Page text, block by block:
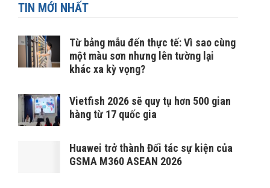
TIN MỚI NHẤT
Từ bảng mẫu đến thực tế: Vì sao cùng
một màu sơn nhưng lên tường lại
khác xa kỳ vọng?
Vietfish 2026 sẽ quy tụ hơn 500 gian
hàng từ 17 quốc gia
Huawei trở thành Đối tác sự kiện của
GSMA M360 ASEAN 2026